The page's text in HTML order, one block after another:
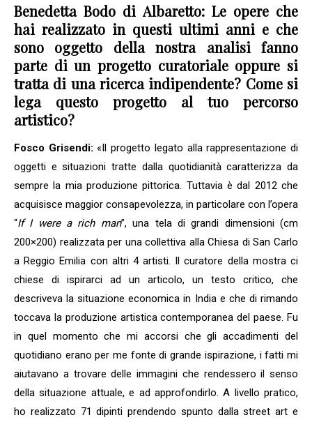
Benedetta Bodo di Albaretto: Le opere che
hai realizzato in questi ultimi anni e che
sono oggetto della nostra analisi fanno
parte di un progetto curatoriale oppure si
tratta di una ricerca indipendente? Come si
lega questo progetto al tuo percorso
artistico?
Fosco Grisendi: «Il progetto legato alla rappresentazione di
oggetti e situazioni tratte dalla quotidianità caratterizza da
sempre la mia produzione pittorica. Tuttavia è dal 2012 che
acquisisce maggior consapevolezza, in particolare con l’opera
“If I were a rich man”, una tela di grandi dimensioni (cm
200×200) realizzata per una collettiva alla Chiesa di San Carlo
a Reggio Emilia con altri 4 artisti. Il curatore della mostra ci
chiese di ispirarci ad un articolo, un testo critico, che
descriveva la situazione economica in India e che di rimando
toccava la produzione artistica contemporanea del paese. Fu
in quel momento che mi accorsi che gli accadimenti del
quotidiano erano per me fonte di grande ispirazione, i fatti mi
aiutavano a trovare delle immagini che rendessero il senso
della situazione attuale, e ad approfondirlo. A livello pratico,
ho realizzato 71 dipinti prendendo spunto dalla street art e